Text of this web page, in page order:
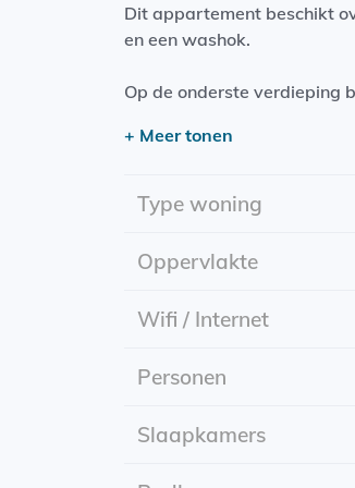
Dit appartement beschikt
en een washok.
Op de onderste verdieping
badkamer.
Daarnaast beschikt het
Het appartement bevindt
Het Noorderbad stond
supermarkt op loopafstand
Huurperiode: Onbepaalde tijd
+ Meer tonen
Type woning
Oppervlakte
Wifi / Internet
Personen
Slaapkamers